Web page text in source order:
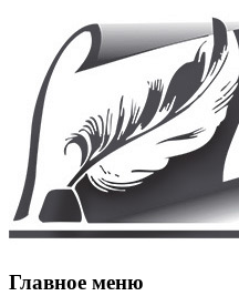
Главное меню